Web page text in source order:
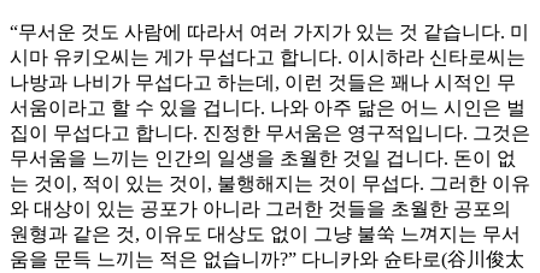
“무서운 것도 사람에 따라서 여러 가지가 있는 것 같습니다. 미
시마 유키오씨는 게가 무섭다고 합니다. 이시하라 신타로씨는
나방과 나비가 무섭다고 하는데, 이런 것들은 꽤나 시적인 무
서움이라고 할 수 있을 겁니다. 나와 아주 닮은 어느 시인은 벌
집이 무섭다고 합니다. 진정한 무서움은 영구적입니다. 그것은
무서움을 느끼는 인간의 일생을 초월한 것일 겁니다. 돈이 없
는 것이, 적이 있는 것이, 불행해지는 것이 무섭다. 그러한 이유
와 대상이 있는 공포가 아니라 그러한 것들을 초월한 공포의
원형과 같은 것, 이유도 대상도 없이 그냥 불쑥 느껴지는 무서
움을 문득 느끼는 적은 없습니까?” 다니카와 슌타로(谷川俊太